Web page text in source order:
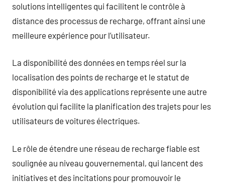
solutions intelligentes qui facilitent le contrôle à
distance des processus de recharge, offrant ainsi une
meilleure expérience pour l’utilisateur.
La disponibilité des données en temps réel sur la
localisation des points de recharge et le statut de
disponibilité via des applications représente une autre
évolution qui facilite la planification des trajets pour les
utilisateurs de voitures électriques.
Le rôle de étendre une réseau de recharge fiable est
soulignée au niveau gouvernemental, qui lancent des
initiatives et des incitations pour promouvoir le